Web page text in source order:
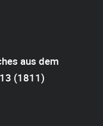
aus dem
(1811)